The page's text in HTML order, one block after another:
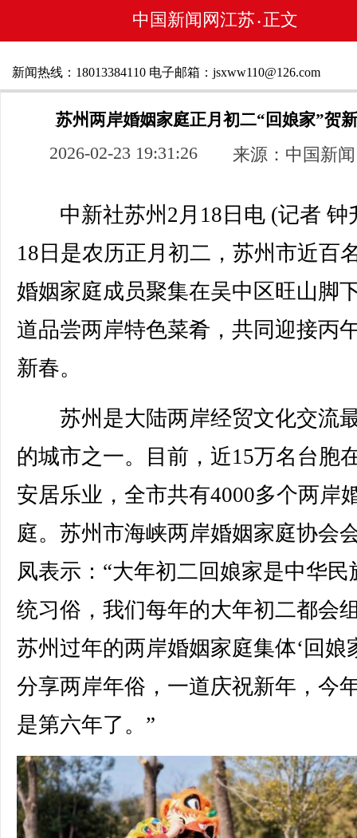
中国新闻网江苏 • 正文
新闻热线：18013384110 电子邮箱：jsxww110@126.com
苏州两岸婚姻家庭正月初二“回娘家”贺
2026-02-23 19:31:26 来源：中国新
中新社苏州2月18日电 (记者 钟
18日是农历正月初二，苏州市近百
婚姻家庭成员聚集在吴中区旺山脚
道品尝两岸特色菜肴，共同迎接丙
新春。
苏州是大陆两岸经贸文化交流
的城市之一。目前，近15万名台胞
安居乐业，全市共有4000多个两岸
庭。苏州市海峡两岸婚姻家庭协会
凤表示：“大年初二回娘家是中华民
统习俗，我们每年的大年初二都会
苏州过年的两岸婚姻家庭集体‘回娘
分享两岸年俗，一道庆祝新年，今
是第六年了。”